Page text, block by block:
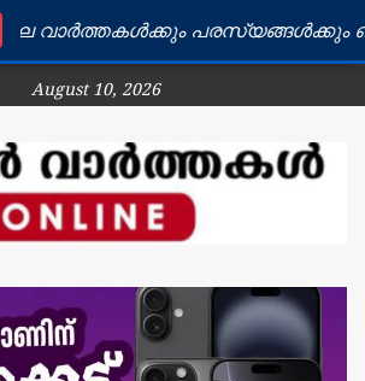
പരസ്യങ്ങൾക്കും
August 10, 2026